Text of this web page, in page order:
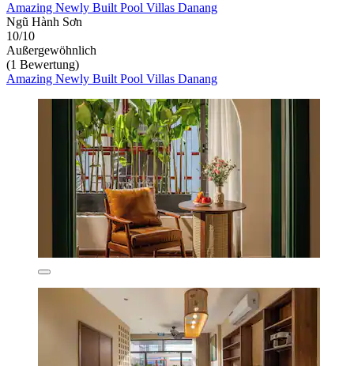
Amazing Newly Built Pool Villas Danang
Ngũ Hành Sơn
10/10
Außergewöhnlich
(1 Bewertung)
Amazing Newly Built Pool Villas Danang